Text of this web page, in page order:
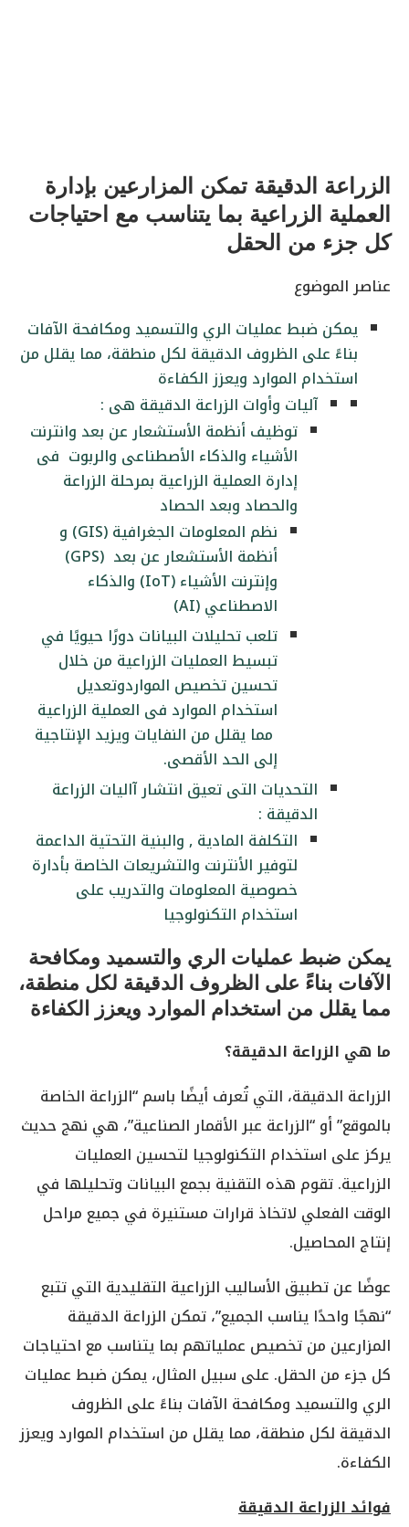
الزراعة الدقيقة تمكن المزارعين بإدارة
العملية الزراعية بما يتناسب مع احتياجات
كل جزء من الحقل
عناصر الموضوع
يمكن ضبط عمليات الري والتسميد ومكافحة الآفات
بناءً على الظروف الدقيقة لكل منطقة، مما يقلل من
استخدام الموارد ويعزز الكفاءة
آليات وأوات الزراعة الدقيقة هى :
توظيف أنظمة الأستشعار عن بعد وانترنت
الأشياء والذكاء الأصطناعى والربوت فى
إدارة العملية الزراعية بمرحلة الزراعة
والحصاد وبعد الحصاد
نظم المعلومات الجغرافية (GIS) و
أنظمة الأستشعار عن بعد (GPS)
وإنترنت الأشياء (IoT) والذكاء
الاصطناعي (AI)
تلعب تحليلات البيانات دورًا حيويًا في
تبسيط العمليات الزراعية من خلال
تحسين تخصيص المواردوتعديل
استخدام الموارد فى العملية الزراعية
مما يقلل من النفايات ويزيد الإنتاجية
إلى الحد الأقصى.
التحديات التى تعيق انتشار آاليات الزراعة
الدقيقة :
التكلفة المادية , والبنية التحتية الداعمة
لتوفير الأنترنت والتشريعات الخاصة بأدارة
خصوصية المعلومات والتدريب على
استخدام التكنولوجيا
يمكن ضبط عمليات الري والتسميد ومكافحة
الآفات بناءً على الظروف الدقيقة لكل منطقة،
مما يقلل من استخدام الموارد ويعزز الكفاءة
ما هي الزراعة الدقيقة؟
الزراعة الدقيقة، التي تُعرف أيضًا باسم “الزراعة الخاصة
بالموقع” أو “الزراعة عبر الأقمار الصناعية”، هي نهج حديث
يركز على استخدام التكنولوجيا لتحسين العمليات
الزراعية. تقوم هذه التقنية بجمع البيانات وتحليلها في
الوقت الفعلي لاتخاذ قرارات مستنيرة في جميع مراحل
إنتاج المحاصيل.
عوضًا عن تطبيق الأساليب الزراعية التقليدية التي تتبع
“نهجًا واحدًا يناسب الجميع”، تمكن الزراعة الدقيقة
المزارعين من تخصيص عملياتهم بما يتناسب مع احتياجات
كل جزء من الحقل. على سبيل المثال، يمكن ضبط عمليات
الري والتسميد ومكافحة الآفات بناءً على الظروف
الدقيقة لكل منطقة، مما يقلل من استخدام الموارد ويعزز
الكفاءة.
فوائد الزراعة الدقيقة